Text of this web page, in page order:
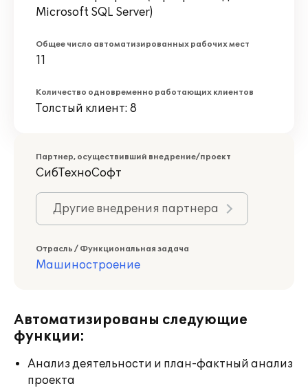
Microsoft SQL Server)
Общее число автоматизированных рабочих мест
11
Количество одновременно работающих клиентов
Толстый клиент: 8
Партнер, осуществивший внедрение/проект
СибТехноСофт
Другие внедрения партнера
Отрасль / Функциональная задача
Машиностроение
Автоматизированы следующие
функции:
Анализ деятельности и план-фактный анализ
проекта